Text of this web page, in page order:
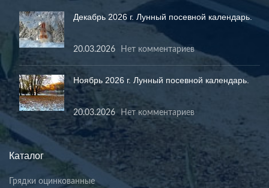
Декабрь 2026 г. Лунный посевной календарь.
20.03.2026 Нет комментариев
Ноябрь 2026 г. Лунный посевной календарь.
20.03.2026 Нет комментариев
Каталог
Грядки оцинкованные